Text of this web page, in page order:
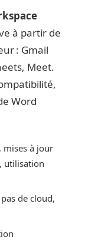
à partir de
: Gmail
Meet.
Word
mises à jour
utilisation
de cloud,